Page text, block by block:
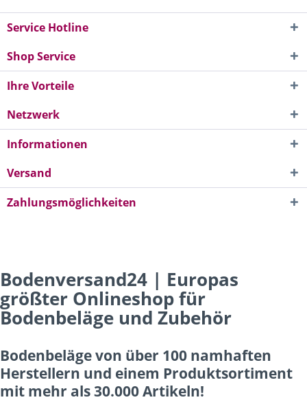
Service Hotline
Shop Service
Ihre Vorteile
Netzwerk
Informationen
Versand
Zahlungsmöglichkeiten
Bodenversand24 | Europas
größter Onlineshop für
Bodenbeläge und Zubehör
Bodenbeläge von über 100 namhaften
Herstellern und einem Produktsortiment
mit mehr als 30.000 Artikeln!